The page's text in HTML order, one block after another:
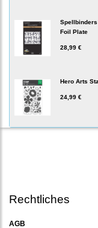
Foil Plate
28,99 €
Hero Arts
24,99 €
Rechtliches
AGB